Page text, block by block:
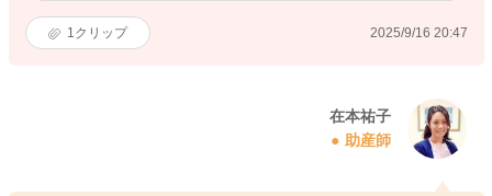
1 クリップ 2025/9/16 20:47
在本祐子
助産師